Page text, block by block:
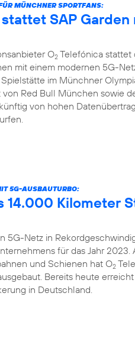
MÜNCHNER SPORTFANS:
SAP
O2 Telefónica stattet
mit einem modernen 5G-
im Münchner
Red Bull München sowie
von hohen
5G-AUSBAUTURBO:
14.000 Kilometer
5G-Netz in
für das Jahr 2023.
und Schienen hat O2
Bereits heute
in Deutschland.